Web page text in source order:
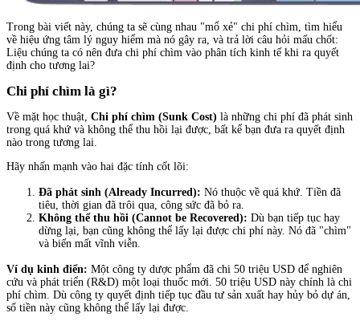
Trong bài viết này, chúng ta sẽ cùng nhau "mổ xẻ" chi phí chìm, tìm hiểu
về hiệu ứng tâm lý nguy hiểm mà nó gây ra, và trả lời câu hỏi mấu chốt:
Liệu chúng ta có nên đưa chi phí chìm vào phân tích kinh tế khi ra quyết
định cho tương lai?
Chi phí chìm là gì?
Về mặt học thuật, Chi phí chìm (Sunk Cost) là những chi phí đã phát sinh
trong quá khứ và không thể thu hồi lại được, bất kể bạn đưa ra quyết định
nào trong tương lai.
Hãy nhấn mạnh vào hai đặc tính cốt lõi:
Đã phát sinh (Already Incurred): Nó thuộc về quá khứ. Tiền đã
tiêu, thời gian đã trôi qua, công sức đã bỏ ra.
Không thể thu hồi (Cannot be Recovered): Dù bạn tiếp tục hay
dừng lại, bạn cũng không thể lấy lại được chi phí này. Nó đã "chìm"
và biến mất vĩnh viễn.
Ví dụ kinh điển: Một công ty dược phẩm đã chi 50 triệu USD để nghiên
cứu và phát triển (R&D) một loại thuốc mới. 50 triệu USD này chính là chi
phí chìm. Dù công ty quyết định tiếp tục đầu tư sản xuất hay hủy bỏ dự án,
số tiền này cũng không thể lấy lại được.